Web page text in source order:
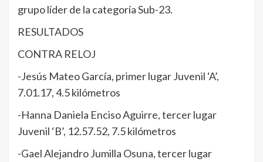
grupo líder de la categoría Sub-23.
RESULTADOS
CONTRA RELOJ
-Jesús Mateo García, primer lugar Juvenil ‘A’,
7.01.17, 4.5 kilómetros
-Hanna Daniela Enciso Aguirre, tercer lugar
Juvenil ‘B’, 12.57.52, 7.5 kilómetros
-Gael Alejandro Jumilla Osuna, tercer lugar